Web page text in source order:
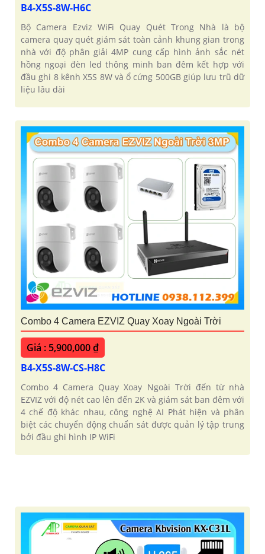
B4-X5S-8W-H6C
Bộ Camera Ezviz WiFi Quay Quét Trong Nhà là bộ
camera quay quét giám sát toàn cảnh khung gian trong
nhà với độ phân giải 4MP cung cấp hình ảnh sắc nét
hồng ngoại đèn led thông minh ban đêm kết hợp với
đầu ghi 8 kênh X5S 8W và ổ cứng 500GB giúp lưu trũ dữ
liệu lâu dài
Combo 4 Camera EZVIZ Quay Xoay Ngoài Trời
Giá : 5,900,000 ₫
B4-X5S-8W-CS-H8C
Combo 4 Camera Quay Xoay Ngoài Trời đến từ nhà
EZVIZ với độ nét cao lên đến 2K và giám sát ban đêm với
4 chế độ khác nhau, công nghệ AI Phát hiện và phân
biệt các chuyển động chuẩn sát được quản lý tập trung
bởi đầu ghi hình IP WiFi